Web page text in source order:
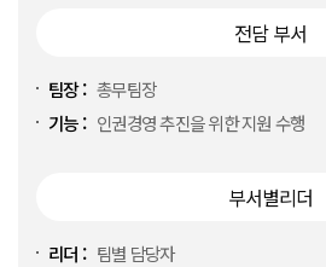
전담 부서
팀장 : 총무팀장
기능 : 인권경영 추진을 위한 지원 수행
부서별리더
리더 : 팀별 담당자